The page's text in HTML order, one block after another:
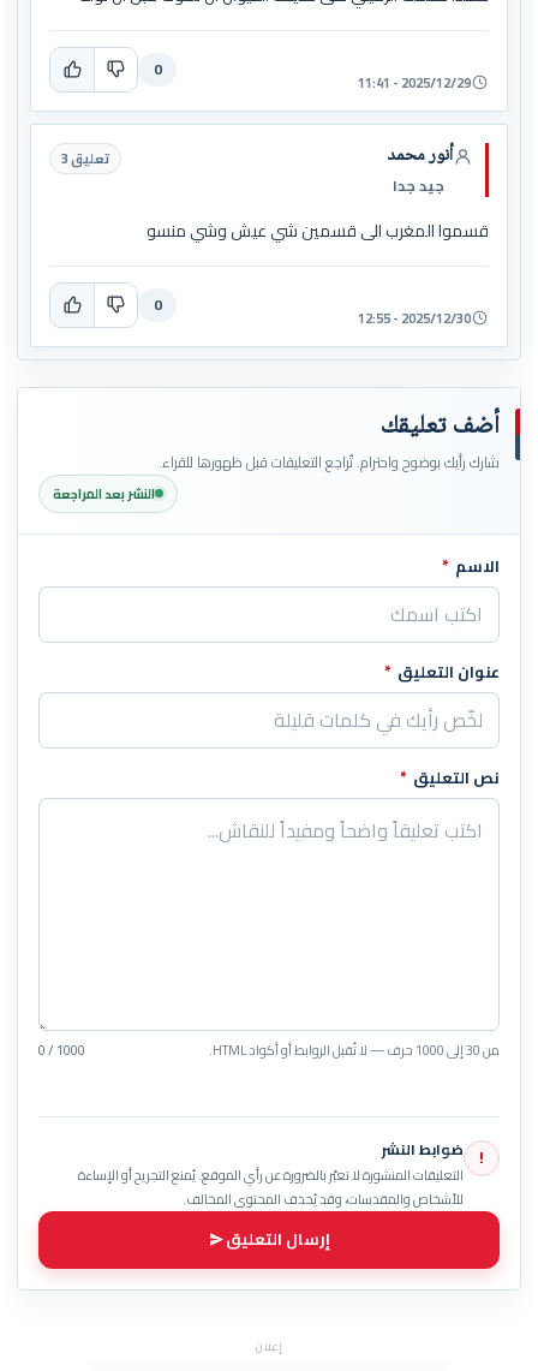
2025/12/29 - 11:41
0
أنور محمد
جيد جدا
تعليق 3
قسموا المغرب الى قسمين شي عيش وشي منسو
2025/12/30 - 12:55
0
أضف تعليقك
شارك رأيك بوضوح واحترام. تُراجع التعليقات قبل ظهورها للقراء.
النشر بعد المراجعة
اترك هذا الحقل فارغاً
الاسم *
عنوان التعليق *
نص التعليق *
من 30 إلى 1000 حرف — لا تُقبل الروابط أو أكواد HTML. 0 / 1000
! ضوابط النشر
التعليقات المنشورة لا تعبّر بالضرورة عن رأي الموقع. يُمنع التجريح أو الإساءة
للأشخاص والمقدسات، وقد يُحذف المحتوى المخالف.
إرسال التعليق
إعلان